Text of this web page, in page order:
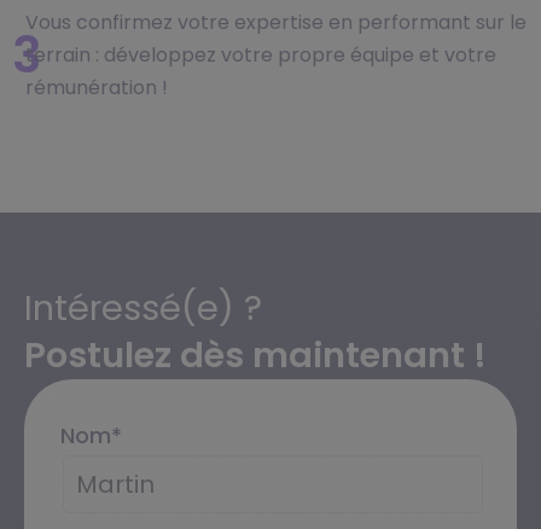
3Vous confirmez votre expertise en performant sur le
terrain : développez votre propre équipe et votre
rémunération !
Intéressé(e) ?
Postulez dès maintenant !
Nom*